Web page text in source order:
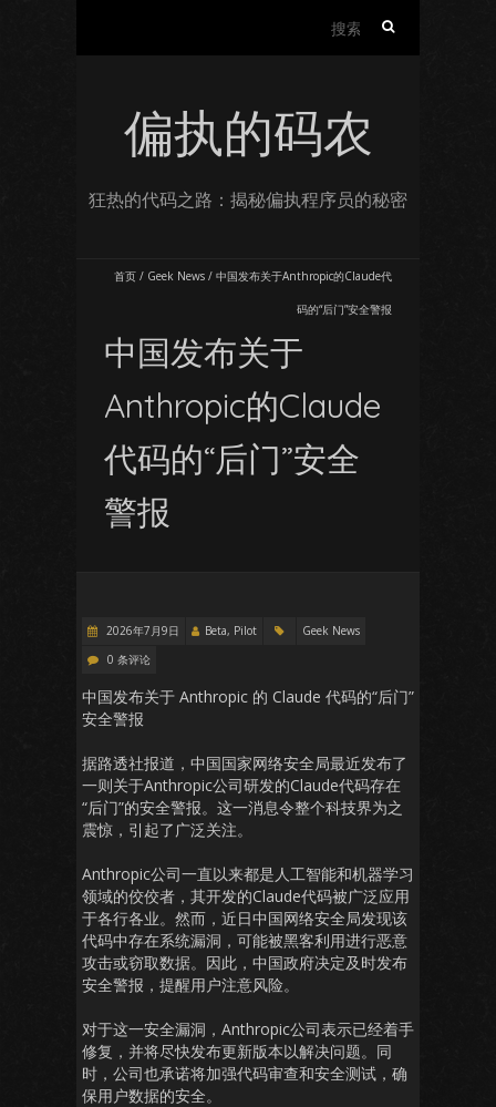
偏执的码农
狂热的代码之路：揭秘偏执程序员的秘密
首页 / Geek News / 中国发布关于Anthropic的Claude代
码的“后门”安全警报
中国发布关于
Anthropic的Claude
代码的“后门”安全
警报
2026年7月9日 Beta, Pilot
Geek News
0 条评论
中国发布关于 Anthropic 的 Claude 代码的“后门”
安全警报
据路透社报道，中国国家网络安全局最近发布了
一则关于Anthropic公司研发的Claude代码存在
“后门”的安全警报。这一消息令整个科技界为之
震惊，引起了广泛关注。
Anthropic公司一直以来都是人工智能和机器学习
领域的佼佼者，其开发的Claude代码被广泛应用
于各行各业。然而，近日中国网络安全局发现该
代码中存在系统漏洞，可能被黑客利用进行恶意
攻击或窃取数据。因此，中国政府决定及时发布
安全警报，提醒用户注意风险。
对于这一安全漏洞，Anthropic公司表示已经着手
修复，并将尽快发布更新版本以解决问题。同
时，公司也承诺将加强代码审查和安全测试，确
保用户数据的安全。